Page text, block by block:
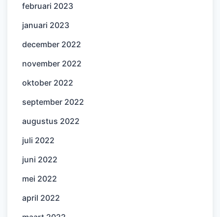
februari 2023
januari 2023
december 2022
november 2022
oktober 2022
september 2022
augustus 2022
juli 2022
juni 2022
mei 2022
april 2022